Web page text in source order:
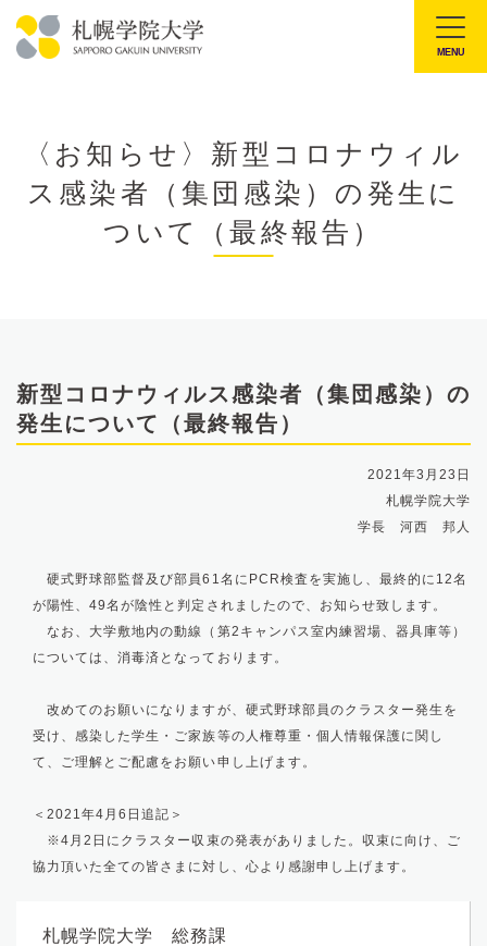
文
大
MENU
〈お知らせ〉新型コロナウィル
ス感染者（集団感染）の発生に
ついて（最終報告）
新型コロナウィルス感染者（集団感染）の
発生について（最終報告）
2021年3月23日
札幌学院大学
学長 河西 邦人
硬式野球部監督及び部員61名にPCR検査を実施し、最終的に12名
が陽性、49名が陰性と判定されましたので、お知らせ致します。
なお、大学敷地内の動線（第2キャンパス室内練習場、器具庫等）
については、消毒済となっております。
改めてのお願いになりますが、硬式野球部員のクラスター発生を
受け、感染した学生・ご家族等の人権尊重・個人情報保護に関し
て、ご理解とご配慮をお願い申し上げます。
＜2021年4月6日追記＞
※4月2日にクラスター収束の発表がありました。収束に向け、ご
協力頂いた全ての皆さまに対し、心より感謝申し上げます。
札幌学院大学 総務課